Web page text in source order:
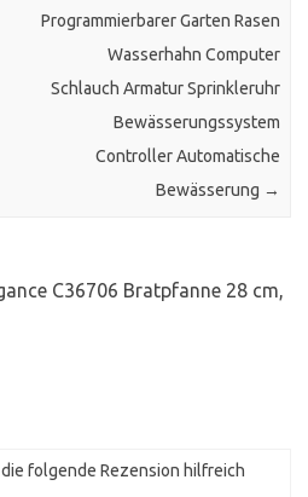
Programmierbarer Garten Rasen
Wasserhahn Computer
Schlauch Armatur Sprinkleruhr
Bewässerungssystem
Controller Automatische
Bewässerung →
C36706 Bratpfanne 28 cm,
folgende Rezension hilfreich